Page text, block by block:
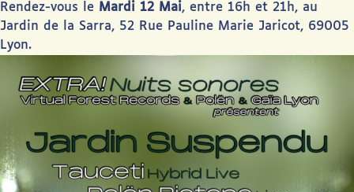
Rendez-vous le Mardi 12 Mai, entre 16h et 21h, au
Jardin de la Sarra, 52 Rue Pauline Marie Jaricot, 69005
Lyon.